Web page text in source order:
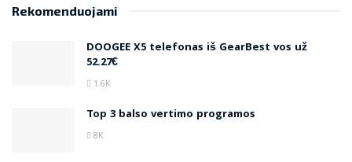
Rekomenduojami
DOOGEE X5 telefonas iš GearBest vos už
52.27€
1.6K
Top 3 balso vertimo programos
8K